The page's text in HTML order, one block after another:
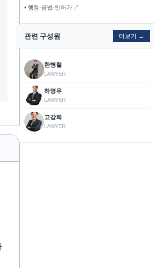
• 행정·공법·인허가 ↗
관련 구성원 더보기 →
한병철
LAWYER
하영우
LAWYER
고강희
LAWYER